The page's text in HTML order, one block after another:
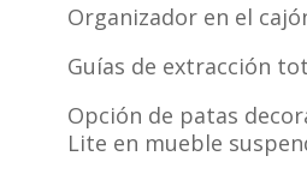
Organizador en el
Guías de extracción
Opción de patas
Lite en mueble